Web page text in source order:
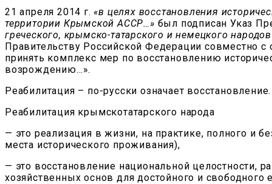
21 апреля 2014 г.«в целях восстановления
территории Крымской АССР…» был подписан Указ
греческого, крымско-татарского и немецкого
Правительству Российской Федерации совместно
принять комплекс мер по восстановлению
возрождению…».
Реабилитация – по-русски означает восстановление.
Реабилитация крымскотатарского народа
— это реализация в жизни, на практике, полного и
места исторического проживания),
— это восстановление национальной целостности,
хозяйственных основ для достойного и свободного